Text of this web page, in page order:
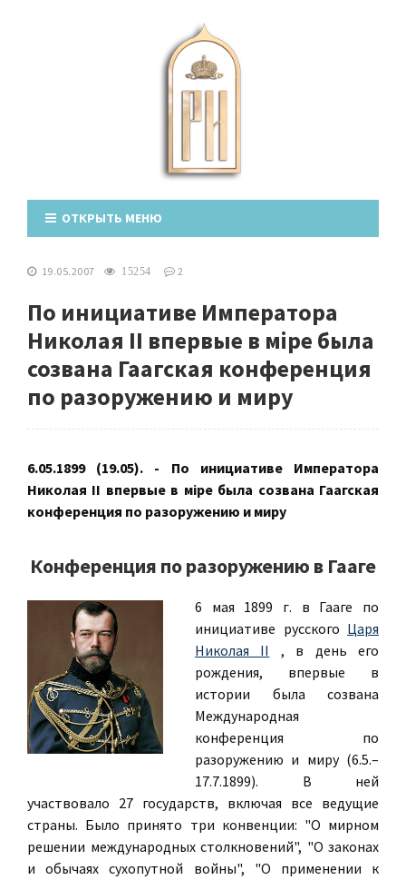
ОТКРЫТЬ МЕНЮ
19.05.2007 15254 2
По инициативе Императора
Николая II впервые в міре была
созвана Гаагская конференция
по разоружению и миру
6.05.1899 (19.05). - По инициативе Императора
Николая II впервые в міре была созвана Гаагская
конференция по разоружению и миру
Конференция по разоружению в Гааге
6 мая 1899 г. в Гааге по
инициативе русского Царя
Николая II
, в день его
рождения, впервые в
истории была созвана
Международная
конференция по
разоружению и миру (6.5.–
17.7.1899). В ней
участвовало 27 государств, включая все ведущие
страны. Было принято три конвенции: "О мирном
решении международных столкновений", "О законах
и обычаях сухопутной войны", "О применении к